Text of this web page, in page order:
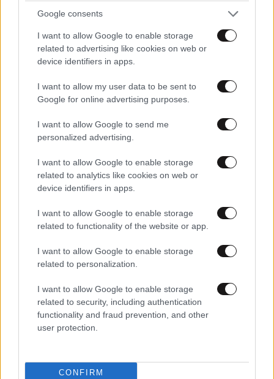
Google consents
I want to allow Google to enable storage
related to advertising like cookies on web or
device identifiers in apps.
I want to allow my user data to be sent to
Google for online advertising purposes.
I want to allow Google to send me
personalized advertising.
I want to allow Google to enable storage
related to analytics like cookies on web or
device identifiers in apps.
I want to allow Google to enable storage
related to functionality of the website or app.
I want to allow Google to enable storage
related to personalization.
I want to allow Google to enable storage
related to security, including authentication
functionality and fraud prevention, and other
user protection.
CONFIRM
Ζώδια σήμερα: Η Σελήνη στους Διδύμους
φέρνει ανατροπές – Ποιοι δέχονται την
ευεργετική επίδραση του Δία από το απόγευμα;
LIFESTYLE06·08·2026 16:11
Θεό, είναι δημιούργημα του ανθρώπου»